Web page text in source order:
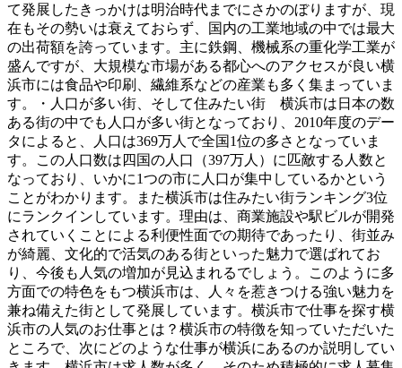
て発展したきっかけは明治時代までにさかのぼりますが、現
在もその勢いは衰えておらず、国内の工業地域の中では最大
の出荷額を誇っています。主に鉄鋼、機械系の重化学工業が
盛んですが、大規模な市場がある都心へのアクセスが良い横
浜市には食品や印刷、繊維系などの産業も多く集まっていま
す。・人口が多い街、そして住みたい街 横浜市は日本の数
ある街の中でも人口が多い街となっており、2010年度のデー
タによると、人口は369万人で全国1位の多さとなっていま
す。この人口数は四国の人口（397万人）に匹敵する人数と
なっており、いかに1つの市に人口が集中しているかという
ことがわかります。また横浜市は住みたい街ランキング3位
にランクインしています。理由は、商業施設や駅ビルが開発
されていくことによる利便性面での期待であったり、街並み
が綺麗、文化的で活気のある街といった魅力で選ばれてお
り、今後も人気の増加が見込まれるでしょう。このように多
方面での特色をもつ横浜市は、人々を惹きつける強い魅力を
兼ね備えた街として発展しています。横浜市で仕事を探す横
浜市の人気のお仕事とは？横浜市の特徴を知っていただいた
ところで、次にどのような仕事が横浜にあるのか説明してい